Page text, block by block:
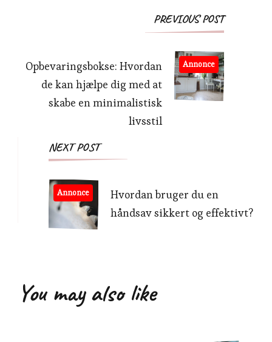
PostPREVIOUS POST
Annonce
Opbevaringsbokse: Hvordan
de kan hjælpe dig med at
skabe en minimalistisk
livsstil
NEXT POST
Annonce
Hvordan bruger du en
håndsav sikkert og effektivt?
You may also like